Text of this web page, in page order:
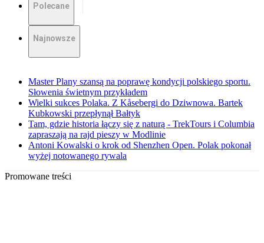
Polecane
Najnowsze
Master Plany szansą na poprawę kondycji polskiego sportu.
Słowenia świetnym przykładem
Wielki sukces Polaka. Z Kåsebergi do Dziwnowa. Bartek
Kubkowski przepłynął Bałtyk
Tam, gdzie historia łączy się z naturą - TrekTours i Columbia
zapraszają na rajd pieszy w Modlinie
Antoni Kowalski o krok od Shenzhen Open. Polak pokonał
wyżej notowanego rywala
Promowane treści